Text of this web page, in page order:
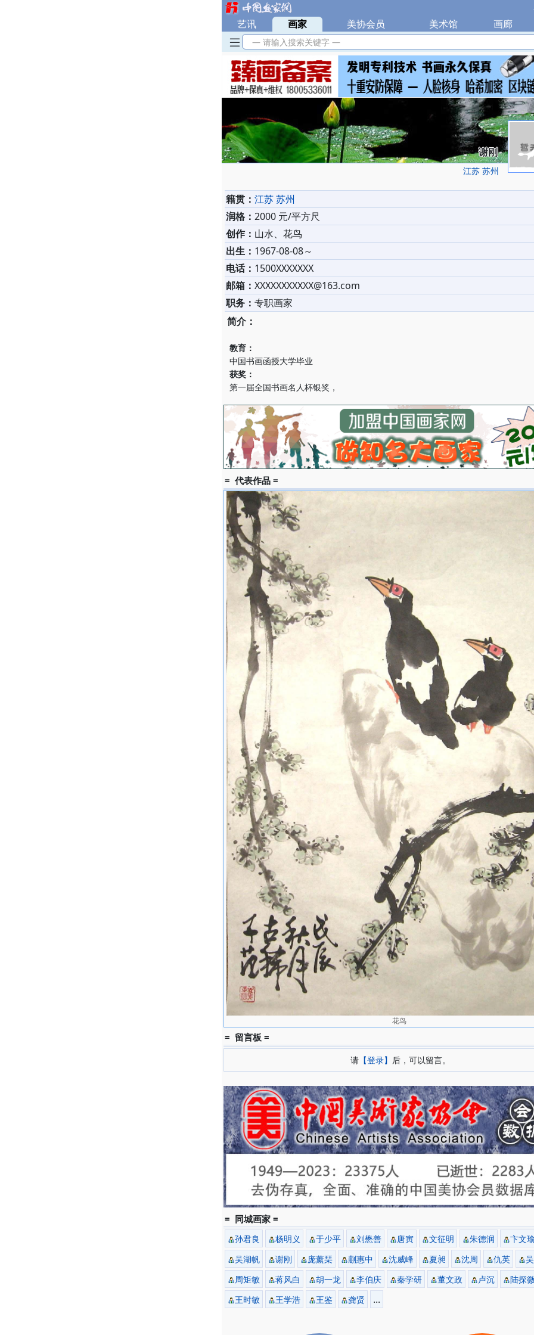
艺讯 | 画家 美协会员 美术馆 画廊
— 请输入搜索关键字 —
谢刚
江苏 苏州
籍贯： 江苏 苏州
润格： 2000 元/平方尺
创作： 山水、花鸟
出生： 1967-08-08～
电话： 1500XXXXXXX
邮箱： XXXXXXXXXXX@163.com
职务： 专职画家
简介：
教育：
中国书画函授大学毕业
获奖：
第一届全国书画名人杯银奖，
= 代表作品 =
花鸟
= 留言板 =
请 【登录】 后，可以留言。
= 同城画家 =
孙君良 杨明义 于少平 刘懋善 唐寅 文征明 朱德润
卞文
吴湖帆
谢刚 庞薰琹 蒯惠中 沈威峰 夏昶 沈周 仇英
周矩敏
蒋风白 胡一龙 李伯庆 秦学研 董文政 卢沉
陆探
王时敏
王学浩 王鉴 龚贤 ...